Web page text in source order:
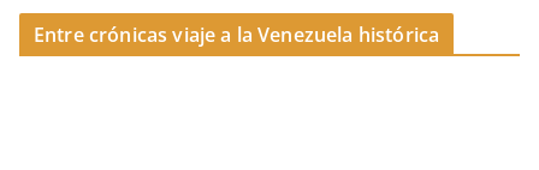
k
Entre crónicas viaje a la Venezuela histórica